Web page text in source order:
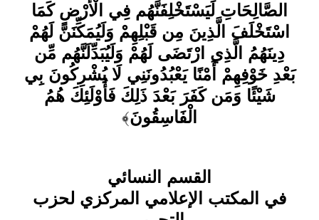
الصَّالِحَاتِ لَيَسْتَخْلِفَنَّهُم فِي الْأَرْضِ كَمَا
اسْتَخْلَفَ الَّذِينَ مِن قَبْلِهِمْ وَلَيُمَكِّنَنَّ لَهُمْ
دِينَهُمُ الَّذِي ارْتَضَى لَهُمْ وَلَيُبَدِّلَنَّهُم مِّن
بَعْدِ خَوْفِهِمْ أَمْنًا يَعْبُدُونَنِي لَا يُشْرِكُونَ بِي
شَيْئًا وَمَن كَفَرَ بَعْدَ ذَلِكَ فَأُوْلَئِكَ هُمُ
الْفَاسِقُونَ﴾
القسم النسائي
في المكتب الإعلامي المركزي لحزب